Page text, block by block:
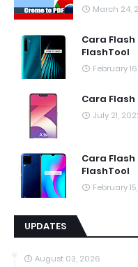
March 24,
Cara Flash
FlashTool
February
Cara Flash
July 21,
Cara Flash
FlashTool
February
UPDATES
August 03, 2026